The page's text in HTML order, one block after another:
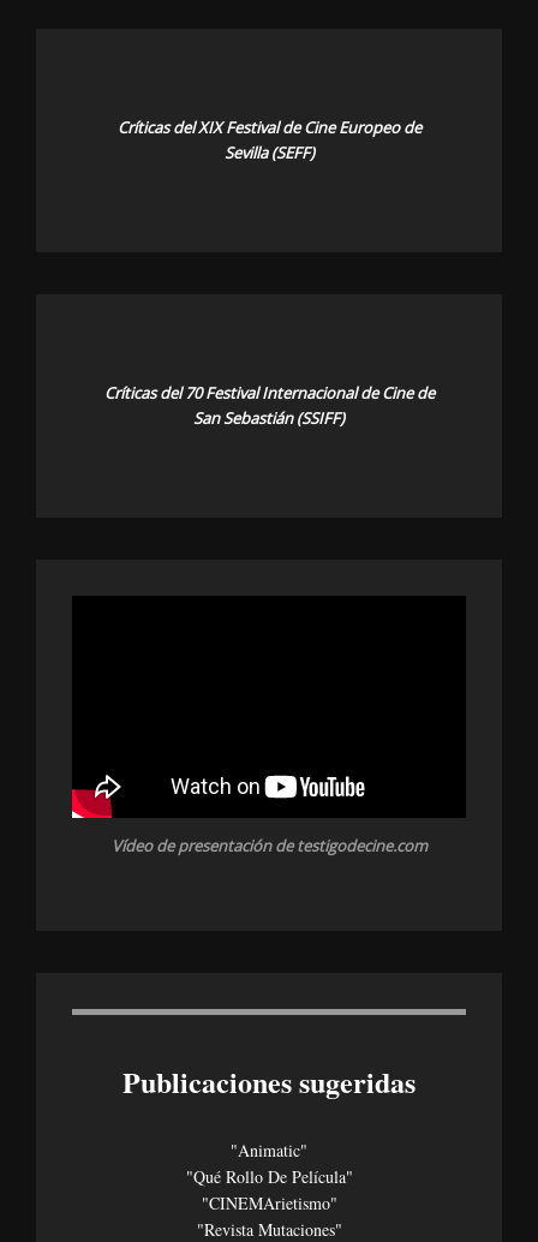
Críticas del XIX Festival de Cine Europeo de
Sevilla (SEFF)
Críticas del 70 Festival Internacional de Cine de
San Sebastián (SSIFF)
Vídeo de presentación de testigodecine.com
Publicaciones sugeridas
"Animatic"
"Qué Rollo De Película"
"CINEMArietismo"
"Revista Mutaciones"